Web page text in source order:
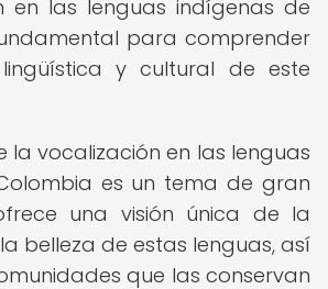
en las lenguas indígenas de
para comprender
y cultural de este
la vocalización en las lenguas
es un tema de gran
una visión única de la
belleza de estas lenguas, así
que las conservan